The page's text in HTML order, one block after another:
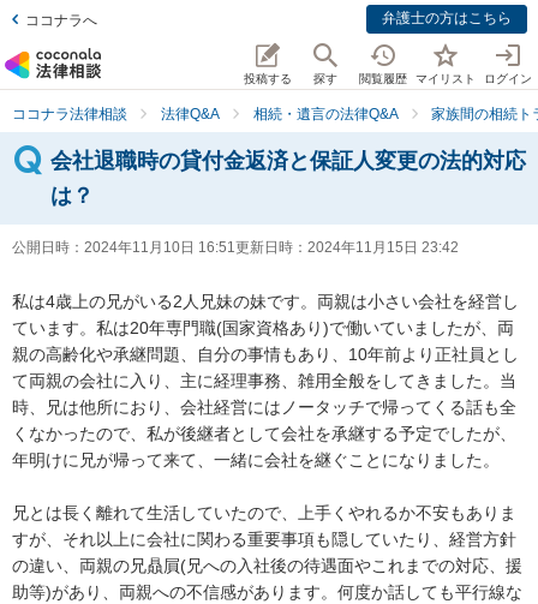
ココナラへ 弁護士の方はこちら
投稿する 探す 閲覧履歴 マイリスト ログイン
ココナラ法律相談 法律Q&A 相続・遺言の法律Q&A 家族間の相続ト
会社退職時の貸付金返済と保証人変更の法的対応
は？
公開日時： 2024年11月10日 16:51更新日時： 2024年11月15日 23:42
私は4歳上の兄がいる2人兄妹の妹です。両親は小さい会社を経営し
ています。私は20年専門職(国家資格あり)で働いていましたが、両
親の高齢化や承継問題、自分の事情もあり、10年前より正社員とし
て両親の会社に入り、主に経理事務、雑用全般をしてきました。当
時、兄は他所におり、会社経営にはノータッチで帰ってくる話も全
くなかったので、私が後継者として会社を承継する予定でしたが、
年明けに兄が帰って来て、一緒に会社を継ぐことになりました。
兄とは長く離れて生活していたので、上手くやれるか不安もありま
すが、それ以上に会社に関わる重要事項も隠していたり、経営方針
の違い、両親の兄贔屓(兄への入社後の待遇面やこれまでの対応、援
助等)があり、両親への不信感があります。何度か話しても平行線な